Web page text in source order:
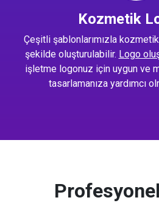
Kozmetik
Çeşitli şablonlarımızla
şekilde oluşturulabilir. Logo
işletme logonuz için uygun ve
tasarlamanıza yardımcı